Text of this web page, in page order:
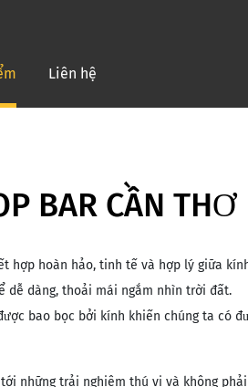
(current)Liên hệ
BAR CẦN THƠ
hợp hoàn hảo, tinh tế và hợp lý giữa
dễ dàng, thoải mái ngắm nhìn trời đất.
bao bọc bởi kính khiến chúng ta có
những trải nghiệm thú vị và không